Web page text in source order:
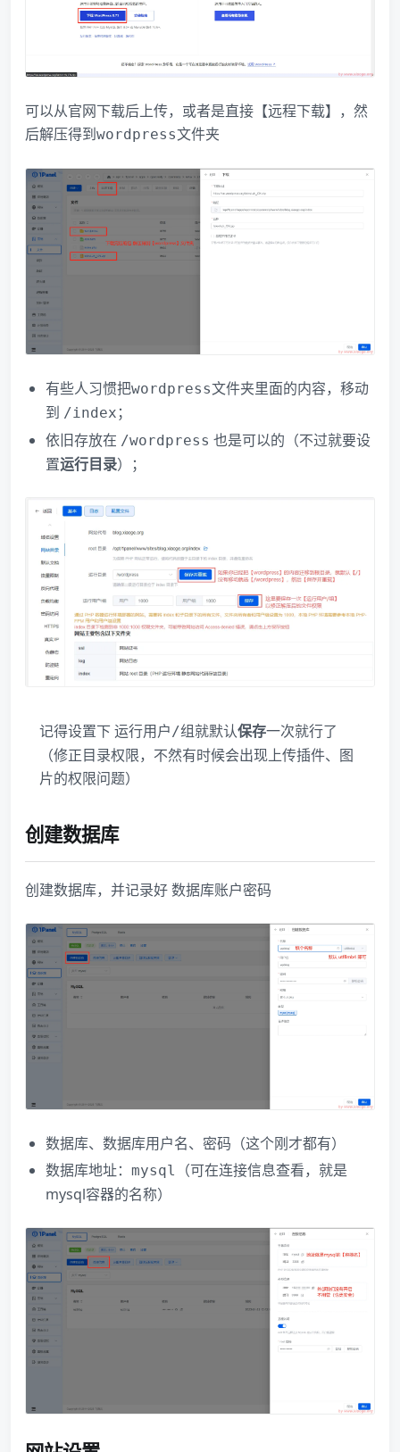
可以从官网下载后上传，或者是直接【远程下载】，然
后解压得到wordpress文件夹
有些人习惯把wordpress文件夹里面的内容，移动
到 /index ；
依旧存放在 /wordpress 也是可以的（不过就要设
置运行目录）；
记得设置下 运行用户/组就默认保存一次就行了
（修正目录权限，不然有时候会出现上传插件、图
片的权限问题）
创建数据库
创建数据库，并记录好 数据库账户密码
数据库、数据库用户名、密码（这个刚才都有）
数据库地址：mysql
（可在连接信息查看，就是
mysql容器的名称）